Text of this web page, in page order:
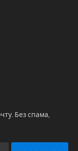
Без спама,